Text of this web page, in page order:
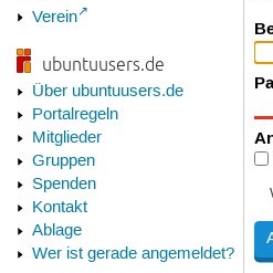
Verein
ubuntuusers.de
Über ubuntuusers.de
Portalregeln
Mitglieder
Gruppen
Spenden
Kontakt
Ablage
Wer ist gerade angemeldet?